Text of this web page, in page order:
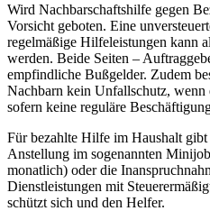
Wird Nachbarschaftshilfe gegen
Vorsicht geboten. Eine
regelmäßige Hilfeleistungen kann
werden. Beide Seiten –
empfindliche Bußgelder. Zudem
Nachbarn kein Unfallschutz, wenn
sofern keine reguläre
Für bezahlte Hilfe im Haushalt
Anstellung im sogenannten
monatlich) oder die
Dienstleistungen mit
schützt sich und den Helfer.